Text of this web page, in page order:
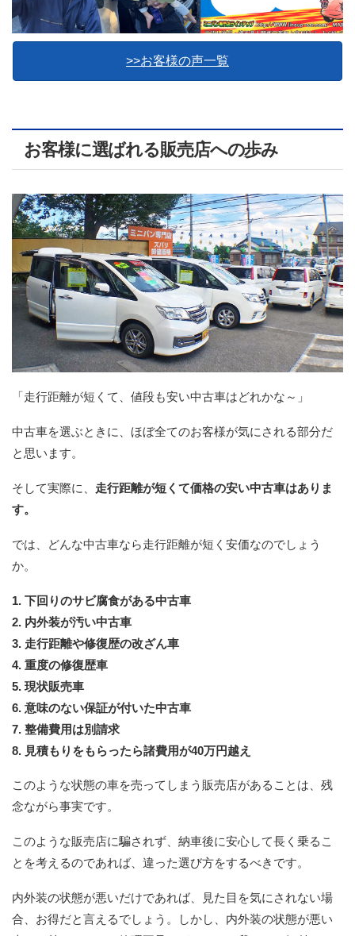
>>お客様の声一覧
お客様に選ばれる販売店への歩み
「走行距離が短くて、値段も安い中古車はどれかな～」
中古車を選ぶときに、ほぼ全てのお客様が気にされる部分だ
と思います。
そして実際に、 走行距離が短くて価格の安い中古車はありま
す。
では、どんな中古車なら走行距離が短く安価なのでしょう
か。
1. 下回りのサビ腐食がある中古車
2. 内外装が汚い中古車
3. 走行距離や修復歴の改ざん車
4. 重度の修復歴車
5. 現状販売車
6. 意味のない保証が付いた中古車
7. 整備費用は別請求
8. 見積もりをもらったら諸費用が40万円越え
このような状態の車を売ってしまう販売店があることは、残
念ながら事実です。
このような販売店に騙されず、納車後に安心して長く乗るこ
とを考えるのであれば、違った選び方をするべきです。
内外装の状態が悪いだけであれば、見た目を気にされない場
合、お得だと言えるでしょう。しかし、内外装の状態が悪い